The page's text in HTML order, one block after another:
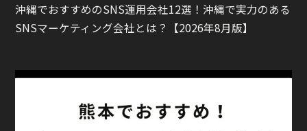
沖縄でおすすめのSNS運用会社12選！沖縄で実力のある
SNSマーケティング会社とは？【2026年8月版】